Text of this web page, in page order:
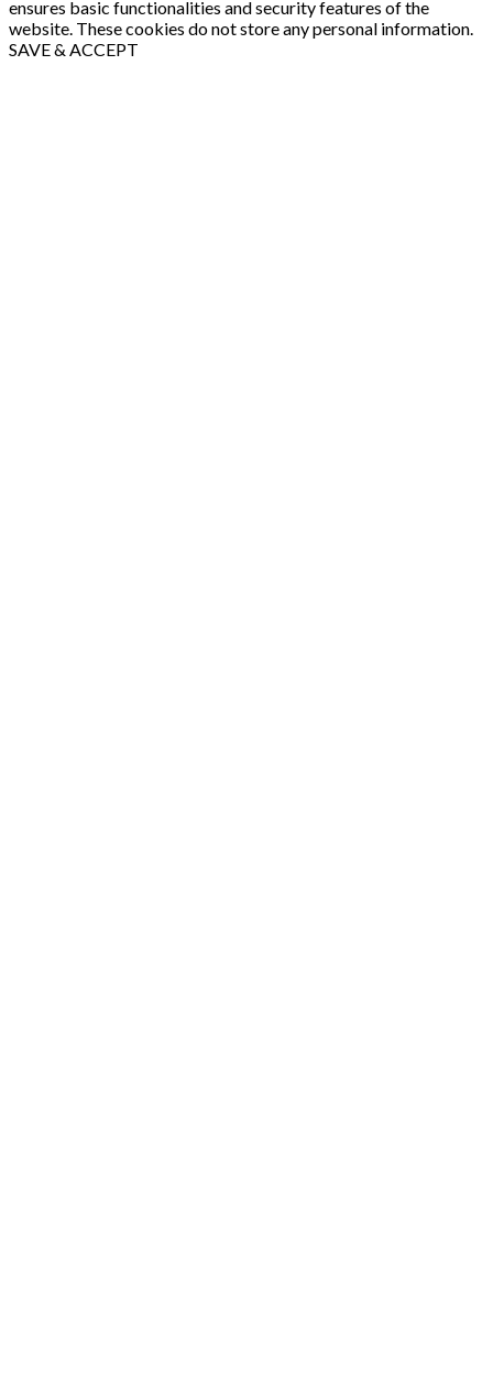
ensures basic functionalities and security features of the
website. These cookies do not store any personal information.
SAVE & ACCEPT